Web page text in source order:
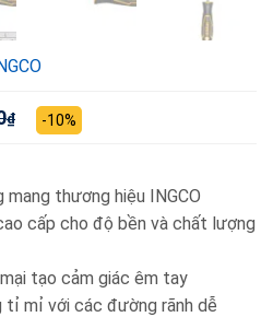
₫ -10%
mang thương hiệu INGCO
cấp cho độ bền và chất lượng
tạo cảm giác êm tay
tỉ mỉ với các đường rãnh dễ